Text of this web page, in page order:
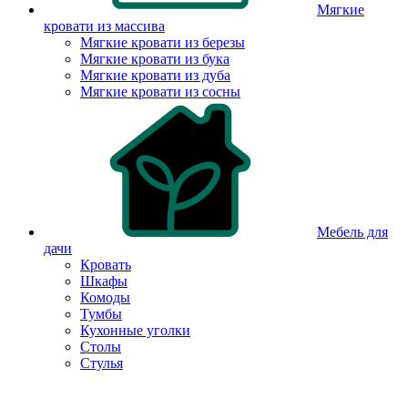
Мягкие
кровати из массива
Мягкие кровати из березы
Мягкие кровати из бука
Мягкие кровати из дуба
Мягкие кровати из сосны
Мебель для
дачи
Кровать
Шкафы
Комоды
Тумбы
Кухонные уголки
Столы
Стулья